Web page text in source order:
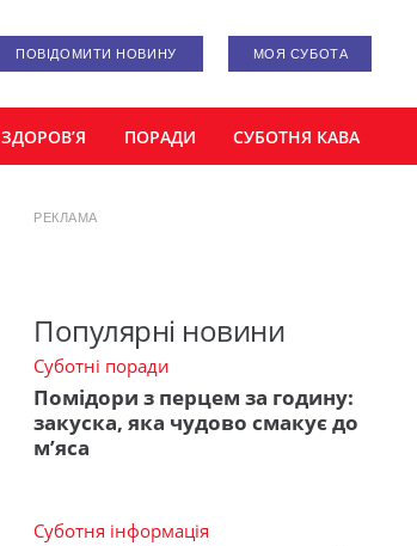
ПОВІДОМИТИ НОВИНУ МОЯ СУБОТА
ЗДОРОВ’Я ПОРАДИ СУБОТНЯ КАВА
РЕКЛАМА
Популярні новини
Суботні поради
Помідори з перцем за годину:
закуска, яка чудово смакує до
м’яса
Суботня інформація